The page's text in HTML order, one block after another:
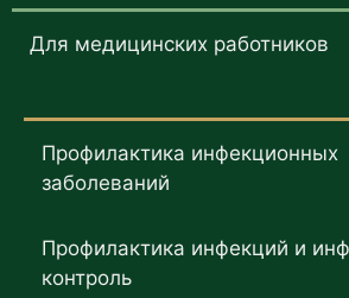
Для медицинских работников
Профилактика инфекционных
заболеваний
Профилактика инфекций и
контроль